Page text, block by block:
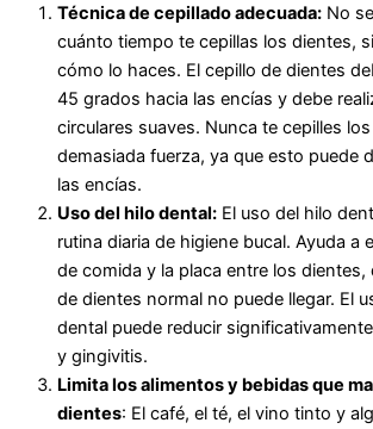
Técnica de cepillado adecuada: No
cuánto tiempo te cepillas los dientes,
cómo lo haces. El cepillo de dientes
45 grados hacia las encías y debe
circulares suaves. Nunca te cepilles
demasiada fuerza, ya que esto puede
las encías.
Uso del hilo dental: El uso del hilo
rutina diaria de higiene bucal. Ayuda a
de comida y la placa entre los dientes,
de dientes normal no puede llegar. El
dental puede reducir
y gingivitis.
Limitalos alimentos y bebidas que
dientes: El café, el té, el vino tinto y